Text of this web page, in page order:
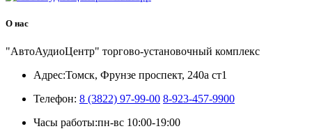
О нас
"АвтоАудиоЦентр" торгово-установочный комплекс
Адрес:Томск, Фрунзе проспект, 240а ст1
Телефон: 8 (3822) 97-99-00 8-923-457-9900
Часы работы:пн-вс 10:00-19:00